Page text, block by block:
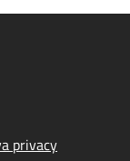
privacy